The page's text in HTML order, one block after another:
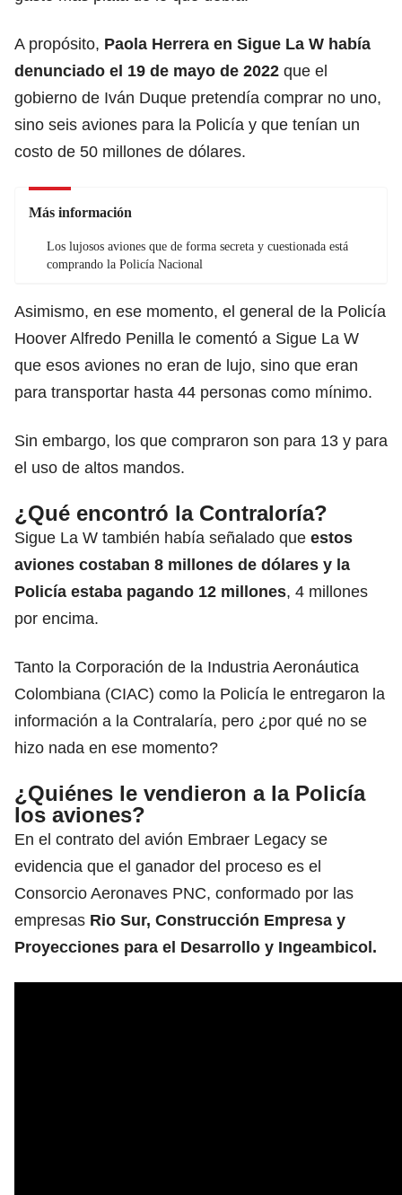
A propósito, Paola Herrera en Sigue La W había
denunciado el 19 de mayo de 2022 que el
gobierno de Iván Duque pretendía comprar no uno,
sino seis aviones para la Policía y que tenían un
costo de 50 millones de dólares.
Más información
Los lujosos aviones que de forma secreta y cuestionada está
comprando la Policía Nacional
Asimismo, en ese momento, el general de la Policía
Hoover Alfredo Penilla le comentó a Sigue La W
que esos aviones no eran de lujo, sino que eran
para transportar hasta 44 personas como mínimo.
Sin embargo, los que compraron son para 13 y para
el uso de altos mandos.
¿Qué encontró la Contraloría?
Sigue La W también había señalado que estos
aviones costaban 8 millones de dólares y la
Policía estaba pagando 12 millones, 4 millones
por encima.
Tanto la Corporación de la Industria Aeronáutica
Colombiana (CIAC) como la Policía le entregaron la
información a la Contralaría, pero ¿por qué no se
hizo nada en ese momento?
¿Quiénes le vendieron a la Policía
los aviones?
En el contrato del avión Embraer Legacy se
evidencia que el ganador del proceso es el
Consorcio Aeronaves PNC, conformado por las
empresas Rio Sur, Construcción Empresa y
Proyecciones para el Desarrollo y Ingeambicol.